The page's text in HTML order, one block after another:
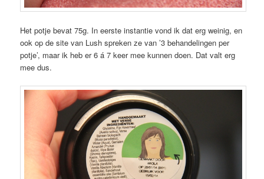
Het potje bevat 75g. In eerste instantie vond ik dat erg weinig, en
ook op de site van Lush spreken ze van ’3 behandelingen per
potje’, maar ik heb er 6 á 7 keer mee kunnen doen. Dat valt erg
mee dus.